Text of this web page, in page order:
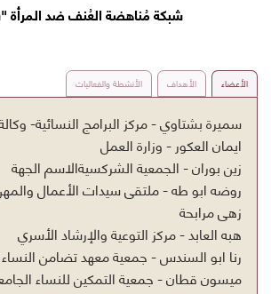
شبكة مُناهضة العُنف ضد
الأعضاء الأهداف الأنشطة والفعاليات
سميرة بشتاوي - مركز البرامج النسائية-
ايمان العكور - وزارة العمل
زين بوران - الجمعية الشركسيةالاسم الجهة
روضه ابو طه - ملتقى سيدات الأعمال
زهى مرابحة
هبه العابد - مركز التوعية والإرشاد الأسري
رنا ابو السندس - جمعية معهد تضامن النساء
ميسون قطان - جمعية التمكين للنساء